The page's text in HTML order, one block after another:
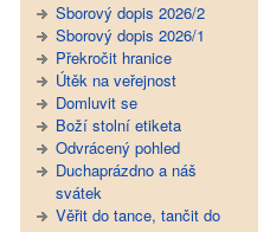
Sborový dopis 2026/2
Sborový dopis 2026/1
Překročit hranice
Útěk na veřejnost
Domluvit se
Boží stolní etiketa
Odvrácený pohled
Duchaprázdno a náš
svátek
Věřit do tance, tančit do